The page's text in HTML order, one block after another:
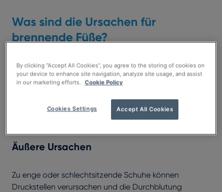
Was sind die Ursachen für
brennende Füße?
Das Gefühl von brennenden Füßen kann durch
unterschiedliche Faktoren ausgelöst werden. Häufig
Erkrankungen können dahinterstecken.
Äußere Ursachen
Zu enge oder schlechtsitzende Schuhe können
Druckstellen verursachen und die Durchblutung
By clicking “Accept All Cookies”, you agree to the storing of cookies on
your device to enhance site navigation, analyze site usage, and assist
in our marketing efforts.
Cookie Policy
Accept All Cookies
Cookies Settings